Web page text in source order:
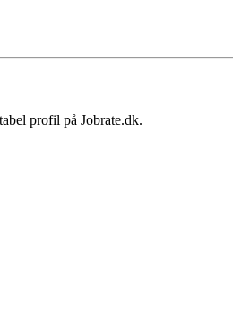
profil på Jobrate.dk.